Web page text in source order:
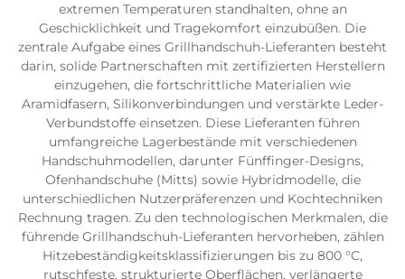
extremen Temperaturen standhalten, ohne an
Geschicklichkeit und Tragekomfort einzubüßen. Die
zentrale Aufgabe eines Grillhandschuh-Lieferanten besteht
darin, solide Partnerschaften mit zertifizierten Herstellern
einzugehen, die fortschrittliche Materialien wie
Aramidfasern, Silikonverbindungen und verstärkte Leder-
Verbundstoffe einsetzen. Diese Lieferanten führen
umfangreiche Lagerbestände mit verschiedenen
Handschuhmodellen, darunter Fünffinger-Designs,
Ofenhandschuhe (Mitts) sowie Hybridmodelle, die
unterschiedlichen Nutzerpräferenzen und Kochtechniken
Rechnung tragen. Zu den technologischen Merkmalen, die
führende Grillhandschuh-Lieferanten hervorheben, zählen
Hitzebeständigkeitsklassifizierungen bis zu 800 °C,
rutschfeste, strukturierte Oberflächen, verlängerte